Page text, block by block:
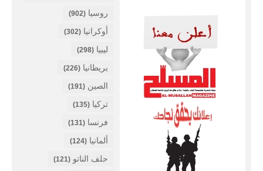
روسيا (902)
أوكرانيا (302)
ليبيا (298)
بريطانيا (226)
الصين (191)
تركيا (135)
فرنسا (131)
ألمانيا (124)
حلف الناتو (121)